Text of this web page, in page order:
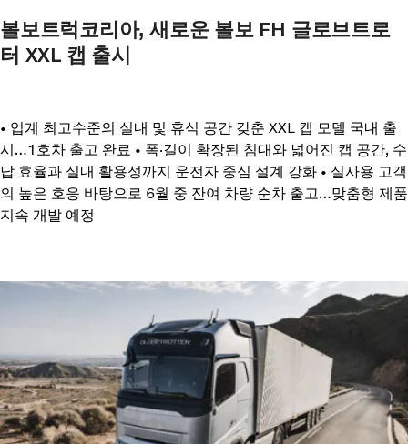
볼보트럭코리아, 새로운 볼보 FH 글로브트로
터 XXL 캡 출시
• 업계 최고수준의 실내 및 휴식 공간 갖춘 XXL 캡 모델 국내 출
시…1호차 출고 완료 • 폭·길이 확장된 침대와 넓어진 캡 공간, 수
납 효율과 실내 활용성까지 운전자 중심 설계 강화 • 실사용 고객
의 높은 호응 바탕으로 6월 중 잔여 차량 순차 출고…맞춤형 제품
지속 개발 예정